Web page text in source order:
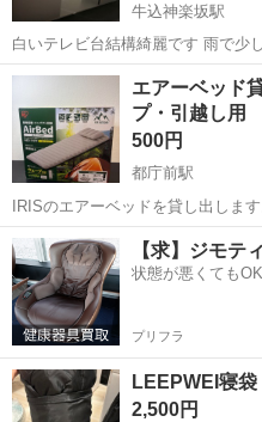
牛込神楽坂駅
白いテレビ台結構綺麗です 雨で少
安くします。
東京 新宿区 牛込神楽坂駅
エアーベッド
プ・引越し用
500円
都庁前駅
IRISのエアーベッドを貸し出します。 来客用、キャンプ、引越し
一時的なベッドなどにおすすめです。 【セット内容】 ・エアー
本体 ・枕 ・専
東京 新宿区 都庁前駅
【求】ジモテ
状態が悪くても
プリフラ
LEEPWEI寝袋
2,500円